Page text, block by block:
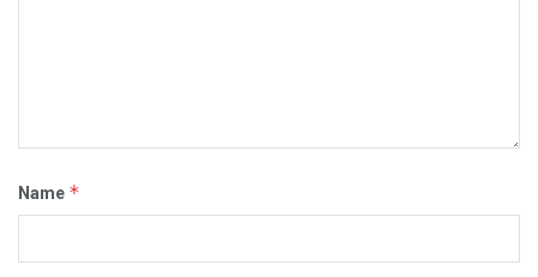
Name *